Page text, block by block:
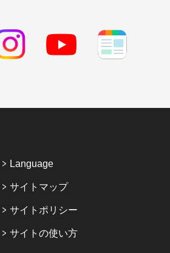
Language
サイトマップ
サイトポリシー
サイトの使い方